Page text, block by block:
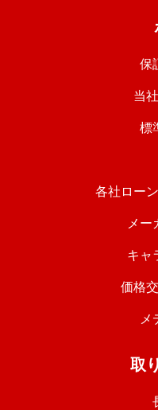
保
当
標
各社ロー
メー
キャ
価格
メ
取